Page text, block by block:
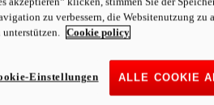
Mehr entdecken
169 pro Monat* i
Mehr entdecken
zu verbessern, die Websitenutzung zu
Cookie policy
ALLE COOKIE
Einstellungen